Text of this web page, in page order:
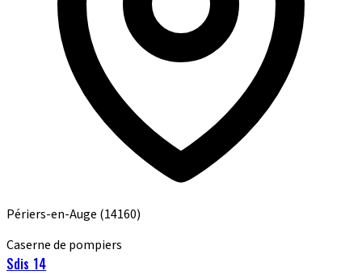
Périers-en-Auge (14160)
Caserne de pompiers
Sdis 14